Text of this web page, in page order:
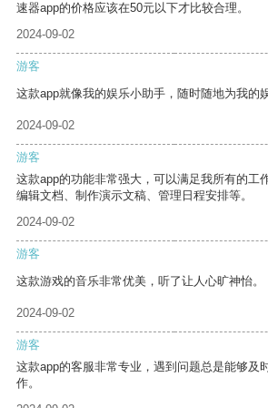
速器app的价格应该在50元以下才比较合理。
2024-09-02
游客
这款app就像我的娱乐小助手，随时随地为我的
2024-09-02
游客
这款app的功能非常强大，可以满足我所有的工
编辑文档、制作演示文稿、管理日程安排等。
2024-09-02
游客
这款游戏的音乐非常优美，听了让人心旷神怡。
2024-09-02
游客
这款app的客服非常专业，遇到问题总是能够及
作。